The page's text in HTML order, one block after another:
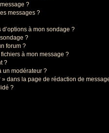
?
messages ?
à mon sondage ?
?
forum ?
à mon message ?
?
un modérateur ?
dans la page de rédaction de
?